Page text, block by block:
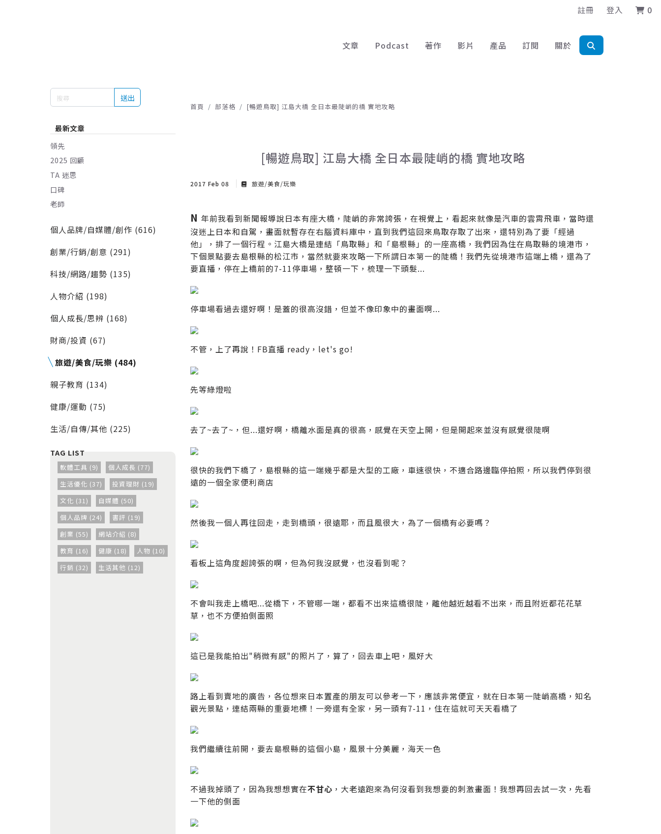
註冊 登入 0
文章 Podcast 著作 影片 產品 訂閱 關於
送出
最新文章
領先
2025 回顧
TA 迷思
口碑
老師
個人品牌/自媒體/創作 (616)
創業/行銷/創意 (291)
科技/網路/趨勢 (135)
人物介紹 (198)
個人成長/思辨 (168)
財商/投資 (67)
旅遊/美食/玩樂 (484)
親子教育 (134)
健康/運動 (75)
生活/自傳/其他 (225)
軟體工具 (9)
個人成長 (77)
生活優化 (37)
投資理財 (19)
文化 (31)
自媒體 (50)
個人品牌 (24)
書評 (19)
創業 (55)
網站介紹 (8)
教育 (16)
健康 (18)
人物 (10)
行銷 (32)
生活其他 (12)
首頁 部落格 [暢遊鳥取] 江島大橋 全日本最陡峭的橋 實地攻略
[暢遊鳥取] 江島大橋 全日本最陡峭的橋 實地攻略
2017 Feb 08 旅遊/美食/玩樂
N 年前我看到新聞報導說日本有座大橋，陡峭的非常誇張，在視覺上，看起來就像是汽車的雲霄飛車，當時還
沒迷上日本和自駕，畫面就暫存在右腦資料庫中，直到我們這回來鳥取存取了出來，還特別為了要「經過
他」，排了一個行程。江島大橋是連結「鳥取縣」和「島根縣」的一座高橋，我們因為住在鳥取縣的境港市，
下個景點要去島根縣的松江市，當然就要來攻略一下所謂日本第一的陡橋！我們先從境港市這端上橋，還為了
要直播，停在上橋前的7-11停車場，整頓一下，梳理一下頭髮...
停車場看過去還好啊！是蓋的很高沒錯，但並不像印象中的畫面啊...
不管，上了再說！FB直播 ready，let's go!
先等綠燈啦
去了~去了~，但...還好啊，橋離水面是真的很高，感覺在天空上開，但是開起來並沒有感覺很陡啊
很快的我們下橋了，島根縣的這一端幾乎都是大型的工廠，車速很快，不適合路邊臨停拍照，所以我們停到很
遠的一個全家便利商店
然後我一個人再往回走，走到橋頭，很遠耶，而且風很大，為了一個橋有必要嗎？
看板上這角度超誇張的啊，但為何我沒感覺，也沒看到呢？
不會叫我走上橋吧...從橋下，不管哪一端，都看不出來這橋很陡，離他越近越看不出來，而且附近都花花草
草，也不方便拍側面照
這已是我能拍出"稍微有感"的照片了，算了，回去車上吧，風好大
路上看到賣地的廣告，各位想來日本置產的朋友可以參考一下，應該非常便宜，就在日本第一陡峭高橋，知名
觀光景點，連結兩縣的重要地標！一旁還有全家，另一頭有7-11，住在這就可天天看橋了
我們繼續往前開，要去島根縣的這個小島，風景十分美麗，海天一色
不過我掉頭了，因為我想想實在不甘心 ，大老遠跑來為何沒看到我想要的刺激畫面！我想再回去試一次，先看
一下他的側面